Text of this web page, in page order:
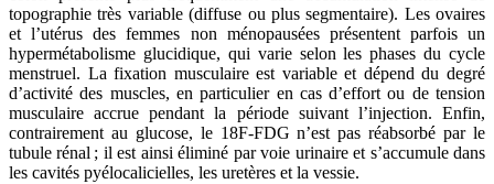
topographie très variable (diffuse ou plus segmentaire). Les ovaires
et l’utérus des femmes non ménopausées présentent parfois un
hypermétabolisme glucidique, qui varie selon les phases du cycle
menstruel. La fixation musculaire est variable et dépend du degré
d’activité des muscles, en particulier en cas d’effort ou de tension
musculaire accrue pendant la période suivant l’injection. Enfin,
contrairement au glucose, le 18F-FDG n’est pas réabsorbé par le
tubule rénal ; il est ainsi éliminé par voie urinaire et s’accumule dans
les cavités pyélocalicielles, les uretères et la vessie.